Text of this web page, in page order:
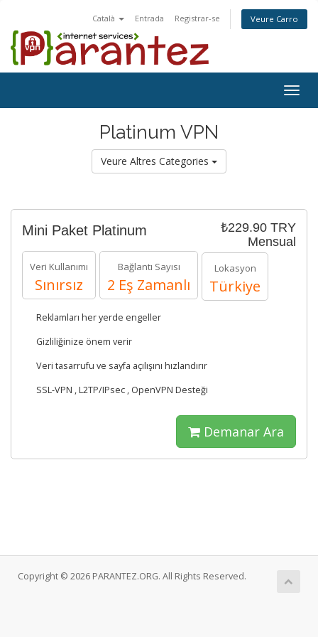
Català Entrada Registrar-se Veure Carro
Platinum VPN
Veure Altres Categories
₺229.90 TRY
Mensual
Mini Paket Platinum
Veri Kullanımı
Sınırsız
Bağlantı Sayısı
2 Eş Zamanlı
Lokasyon
Türkiye
Reklamları her yerde engeller
Gizliliğinize önem verir
Veri tasarrufu ve sayfa açılışını hızlandırır
SSL-VPN , L2TP/IPsec , OpenVPN Desteği
Demanar Ara
Copyright © 2026 PARANTEZ.ORG. All Rights Reserved.